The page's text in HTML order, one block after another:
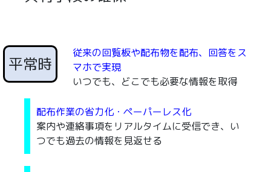
平常時
従来の回覧板や配布物を配布、回答をス
マホで実現
いつでも、どこでも必要な情報を取得
配布作業の省力化・ペーパーレス化
案内や連絡事項をリアルタイムに受信でき、い
つでも過去の情報を見返せる